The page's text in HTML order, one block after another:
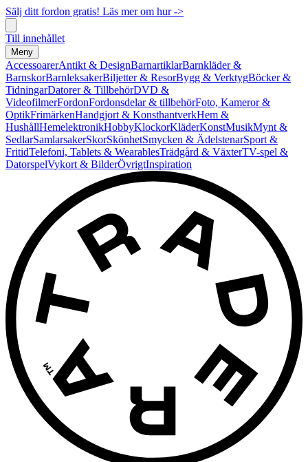
Sälj ditt fordon gratis! Läs mer om hur ->
Till innehållet
Meny
AccessoarerAntikt & DesignBarnartiklarBarnkläder &
BarnskorBarnleksakerBiljetter & ResorBygg & VerktygBöcker &
TidningarDatorer & TillbehörDVD &
VideofilmerFordonFordonsdelar & tillbehörFoto, Kameror &
OptikFrimärkenHandgjort & KonsthantverkHem &
HushållHemelektronikHobbyKlockorKläderKonstMusikMynt &
SedlarSamlarsakerSkorSkönhetSmycken & ÄdelstenarSport &
FritidTelefoni, Tablets & WearablesTrädgård & VäxterTV-spel &
DatorspelVykort & BilderÖvrigtInspiration